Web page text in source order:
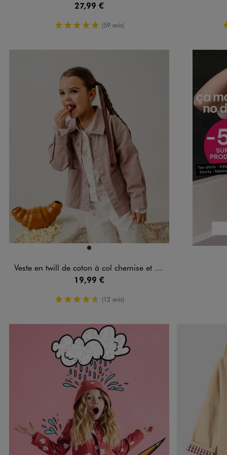
27,99 €
5/5 de moyenne
(59 avis)
Disponible en 1 colorisMARRON
Veste en twill de coton à col chemise et poches plaquées fille
19,99 €
4.5/5 de moyenne
(12 avis)